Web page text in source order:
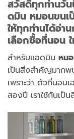
สวัสดีทุกท่านวั
ดมิน หมอนขนเ
ให้ทุกท่านได้อ่
เลือกซื้อที่นอน
สำหรับแอดมิน หม
เป็นสิ่งสำคัญมาก
เพราะว่า ตัวที่นอน
สองปี เราใช้กันเป็